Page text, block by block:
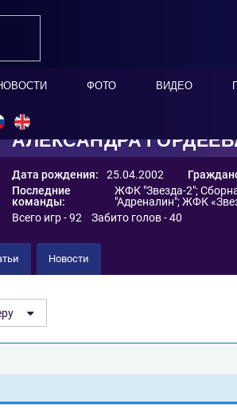
ФОТО ВИДЕО
АЛЕКСАНДРА
Дата рождения: 25.04.2002
Последние
команды:
ЖФК "Звезда-2";
"Адреналин";ЖФК
Всего игр - 92 Забито голов - 40
Новости